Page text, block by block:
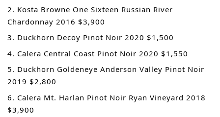
2. Kosta Browne One Sixteen Russian River
Chardonnay 2016 $3,900
3. Duckhorn Decoy Pinot Noir 2020 $1,500
4. Calera Central Coast Pinot Noir 2020 $1,550
5. Duckhorn Goldeneye Anderson Valley Pinot Noir
2019 $2,800
6. Calera Mt. Harlan Pinot Noir Ryan Vineyard 2018
$3,900